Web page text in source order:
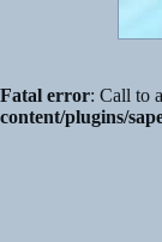
Fatal error: Call to
content/plugins/